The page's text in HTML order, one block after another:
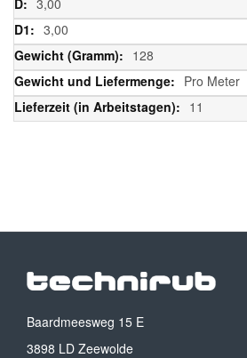
3,00
128
Pro Meter
11
Baardmeesweg 15 E
3898 LD Zeewolde